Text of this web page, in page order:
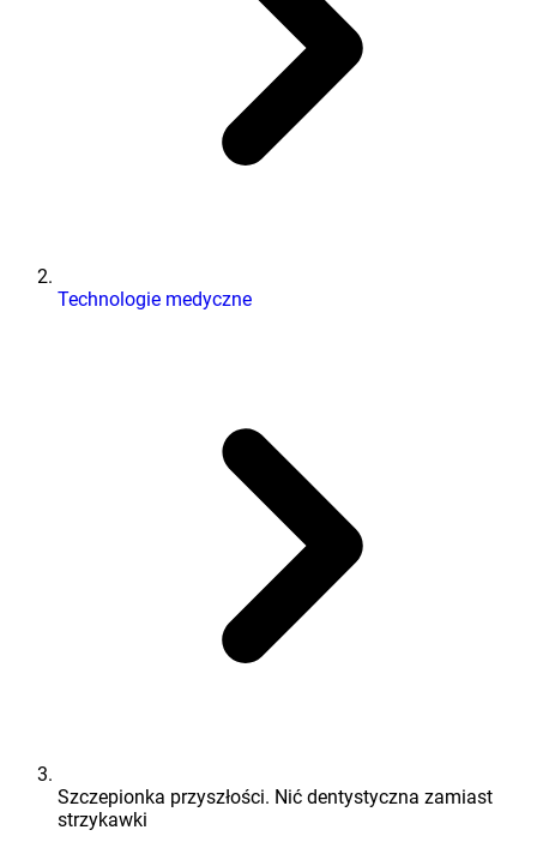
Technologie medyczne
Szczepionka przyszłości. Nić dentystyczna zamiast
strzykawki